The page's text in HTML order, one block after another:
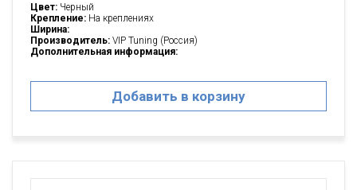
Цвет: Черный
Крепление: На креплениях
Ширина:
Производитель: VIP Tuning (Россия)
Дополнительная информация:
Добавить в корзину